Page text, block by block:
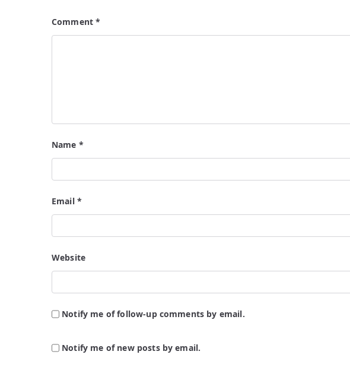
Comment*
Name *
Email *
Website
Notify me of follow-up comments by email.
Notify me of new posts by email.